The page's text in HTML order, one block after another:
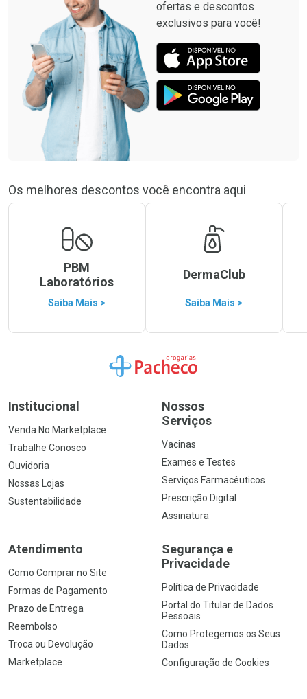
ofertas e descontos
exclusivos para você!
Os melhores descontos você encontra aqui
PBM
Laboratórios
Saiba Mais >
DermaClub
Saiba Mais >
Ir para a Home
Institucional
Venda No Marketplace
Trabalhe Conosco
Ouvidoria
Nossas Lojas
Sustentabilidade
Nossos
Serviços
Vacinas
Exames e Testes
Serviços Farmacêuticos
Prescrição Digital
Assinatura
Atendimento
Como Comprar no Site
Formas de Pagamento
Prazo de Entrega
Reembolso
Troca ou Devolução
Marketplace
Segurança e
Privacidade
Política de Privacidade
Portal do Titular de Dados
Pessoais
Como Protegemos os Seus
Dados
Configuração de Cookies